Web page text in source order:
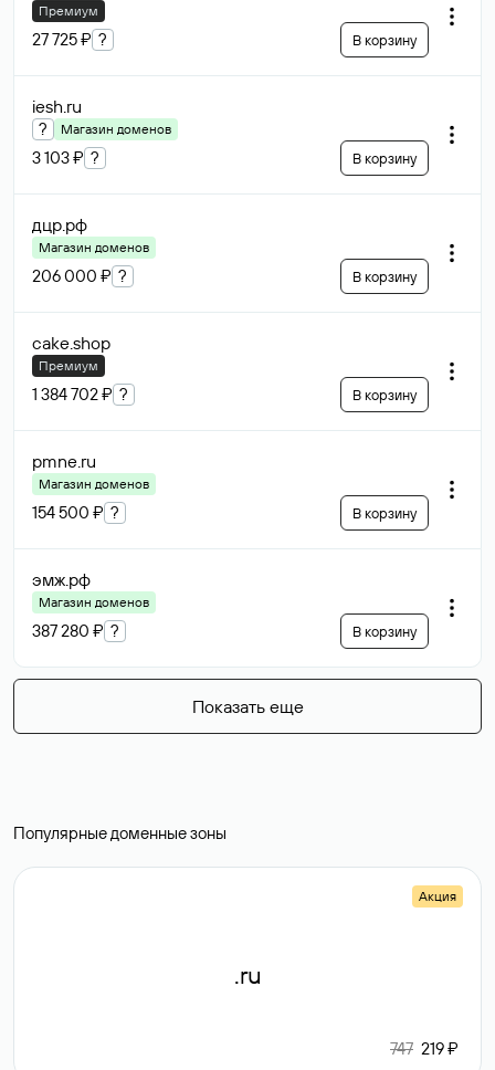
Премиум
27 725 ₽ ? В корзину
iesh.ru
? Магазин доменов
3 103 ₽ ? В корзину
дцр.рф
Магазин доменов
206 000 ₽ ? В корзину
cake.shop
Премиум
1 384 702 ₽ ? В корзину
pmne.ru
Магазин доменов
154 500 ₽ ? В корзину
эмж.рф
Магазин доменов
387 280 ₽ ? В корзину
Показать еще
Популярные доменные зоны
Акция
.ru
747 219 ₽